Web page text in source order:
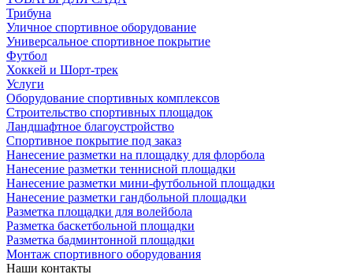
Трибуна
Уличное спортивное оборудование
Универсальное спортивное покрытие
Футбол
Хоккей и Шорт-трек
Услуги
Оборудование спортивных комплексов
Строительство спортивных площадок
Ландшафтное благоустройство
Спортивное покрытие под заказ
Нанесение разметки на площадку для флорбола
Нанесение разметки теннисной площадки
Нанесение разметки мини-футбольной площадки
Нанесение разметки гандбольной площадки
Разметка площадки для волейбола
Разметка баскетбольной площадки
Разметка бадминтонной площадки
Монтаж спортивного оборудования
Наши контакты